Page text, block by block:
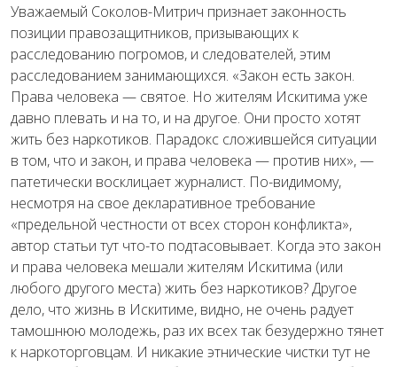
Уважаемый Соколов-Митрич признает законность
позиции правозащитников, призывающих к
расследованию погромов, и следователей, этим
расследованием занимающихся. «Закон есть закон.
Права человека — святое. Но жителям Искитима уже
давно плевать и на то, и на другое. Они просто хотят
жить без наркотиков. Парадокс сложившейся ситуации
в том, что и закон, и права человека — против них», —
патетически восклицает журналист. По-видимому,
несмотря на свое декларативное требование
«предельной честности от всех сторон конфликта»,
автор статьи тут что-то подтасовывает. Когда это закон
и права человека мешали жителям Искитима (или
любого другого места) жить без наркотиков? Другое
дело, что жизнь в Искитиме, видно, не очень радует
тамошнюю молодежь, раз их всех так безудержно тянет
к наркоторговцам. И никакие этнические чистки тут не